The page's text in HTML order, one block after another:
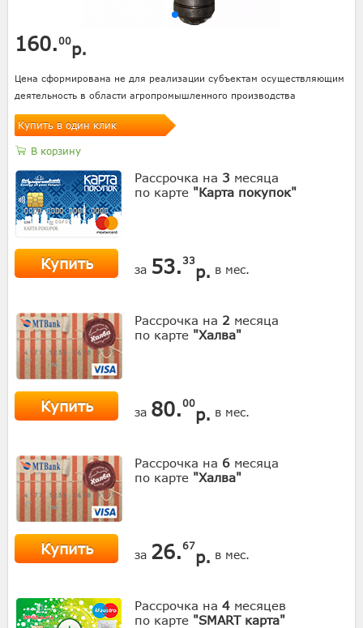
160.00р.
Цена сформирована не для реализации субъектам осуществляющим
деятельность в области агропромышленного производства
Купить в один клик
В корзину
Рассрочка на 3 месяца
по карте "Карта покупок"
Купить за 53. 33
р. в мес.
Рассрочка на 2 месяца
по карте "Халва"
Купить за 80.00
р. в мес.
Рассрочка на 6 месяца
по карте "Халва"
Купить за 26.67
р. в мес.
Рассрочка на 4 месяцев
по карте "SMART карта"